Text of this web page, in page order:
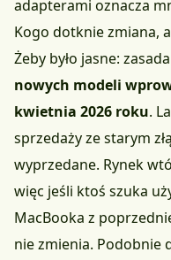
adapterami oznacza
Kogo dotknie zmiana,
Żeby było jasne:
nowych modeli
kwietnia 2026 roku.
sprzedaży ze starym
wyprzedane. Rynek
więc jeśli ktoś szuka
MacBooka z
nie zmienia. Podobnie